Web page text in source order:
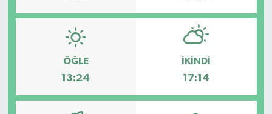
ÖĞLE
13:24
İKINDI
17:14
Okul Gazetesi